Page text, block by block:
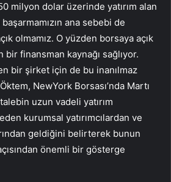
milyon dolar üzerinde yatırım alan
ana sebebi de
olmamız. O yüzden borsaya açık
finansman kaynağı sağlıyor.
bir şirket için de bu inanılmaz
NewYork Borsası’nda Martı
uzun vadeli yatırım
kurumsal yatırımcılardan ve
geldiğini belirterek bunun
önemli bir gösterge